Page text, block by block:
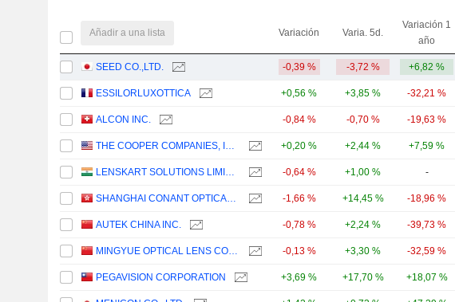
Añadir a una lista Variación Varia. 5d.
Variación 1
año
SEED CO.,LTD. -0,39 % -3,72 % +6,82 %
ESSILORLUXOTTICA +0,56 % +3,85 % -32,21 %
ALCON INC. -0,84 % -0,70 % -19,63 %
THE COOPER COMPANIES, INC. +0,20 % +2,44 % +7,59 %
LENSKART SOLUTIONS LIMITED -0,64 % +1,00 % -
SHANGHAI CONANT OPTICAL CO., LTD. -1,66 % +14,45 % -18,96 %
AUTEK CHINA INC. -0,78 % +2,24 % -39,73 %
MINGYUE OPTICAL LENS CO.,LTD. -0,13 % +3,30 % -32,59 %
PEGAVISION CORPORATION +3,69 % +17,70 % +18,07 %